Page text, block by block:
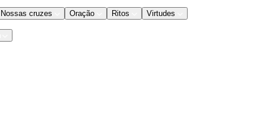
Nossas cruzes Oração Ritos Virtudes